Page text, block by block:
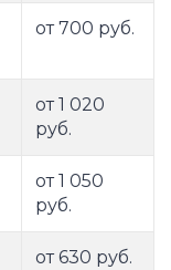
от 700 руб.
от 1 020
руб.
от 1 050
руб.
от 630 руб.